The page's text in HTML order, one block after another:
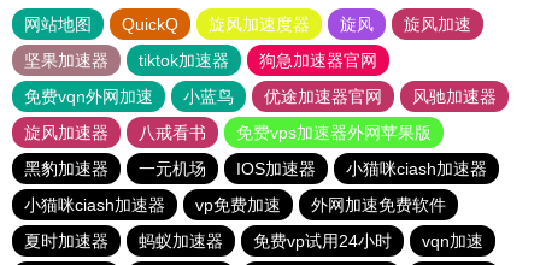
网站地图 QuickQ 旋风加速度器 旋风
旋风加速
坚果加速器
tiktok加速器
狗急加速器官网
免费vqn外网加速
小蓝鸟 优途加速器官网
风驰加速器
旋风加速器
八戒看书
免费vps加速器外网苹果版
黑豹加速器
一元机场 IOS加速器
小猫咪ciash加速器
小猫咪ciash加速器
vp免费加速
外网加速免费软件
夏时加速器
蚂蚁加速器 免费vp试用24小时 vqn加速